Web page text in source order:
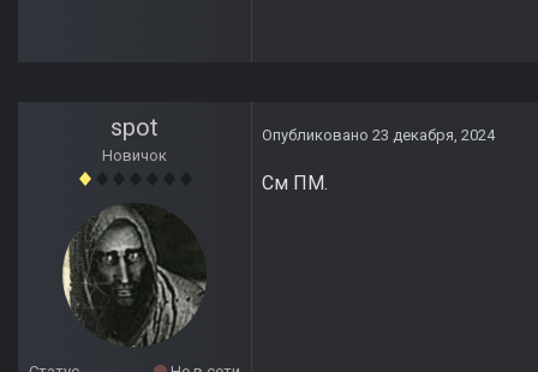
spot
Новичок
Опубликовано 23 декабря, 2024
См ПМ.